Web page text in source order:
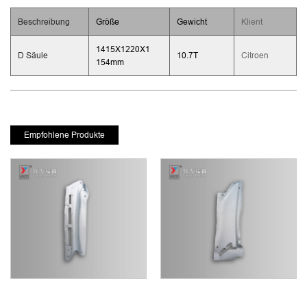
Beschreibung Größe Gewicht Klient
D Säule
1415X1220X1
154mm
10.7T Citroen
Empfohlene Produkte